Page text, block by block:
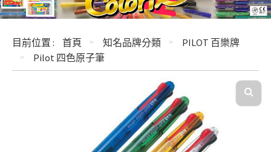
目前位置 : 首頁 知名品牌分類
PILOT 百樂牌
Pilot 四色原子筆